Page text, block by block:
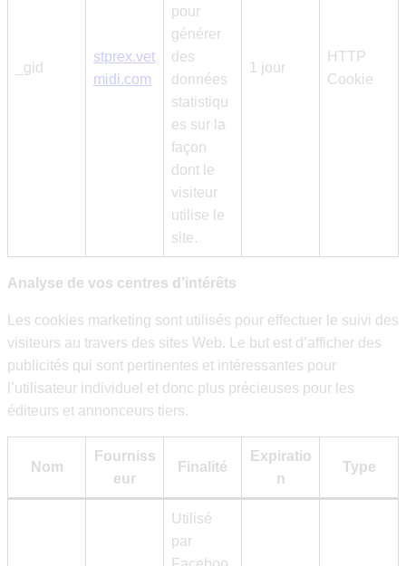
_gid
stprex.vet
midi.com
pour
générer
des
données
statistiqu
es sur la
façon
dont le
visiteur
utilise le
site.
1 jour
HTTP
Cookie
Analyse de vos centres d’intérêts
Les cookies marketing sont utilisés pour effectuer le suivi des
visiteurs au travers des sites Web. Le but est d’afficher des
publicités qui sont pertinentes et intéressantes pour
l’utilisateur individuel et donc plus précieuses pour les
éditeurs et annonceurs tiers.
Nom
Fourniss
eur
Finalité
Expiratio
n
Type
Utilisé
par